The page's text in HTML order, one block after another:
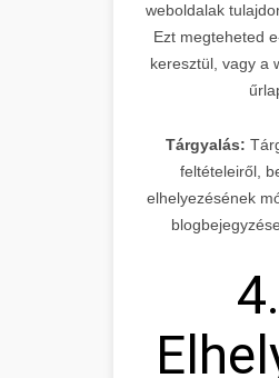
weboldalak
Ezt megteheted
keresztül, vagy a
Tárgyalás:
feltételeiről,
elhelyezésének